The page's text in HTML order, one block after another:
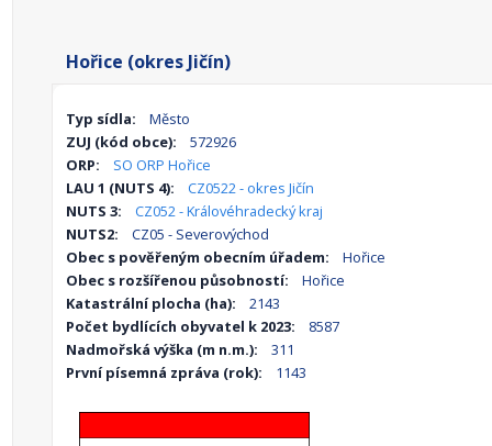
Hořice (okres Jičín)
Typ sídla:
Město
ZUJ (kód obce):
572926
ORP:
SO ORP Hořice
LAU 1 (NUTS 4):
CZ0522 - okres Jičín
NUTS 3:
CZ052 - Královéhradecký kraj
NUTS2:
CZ05 - Severovýchod
Obec s pověřeným obecním úřadem:
Hořice
Obec s rozšířenou působností:
Hořice
Katastrální plocha (ha):
2143
Počet bydlících obyvatel k 2023:
8587
Nadmořská výška (m n.m.):
311
První písemná zpráva (rok):
1143